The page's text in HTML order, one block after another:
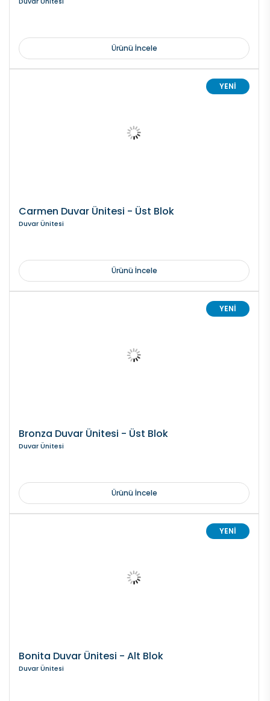
Ürünü İncele
YENİ
Carmen Duvar Ünitesi - Üst Blok
Duvar Ünitesi
Ürünü İncele
YENİ
Bronza Duvar Ünitesi - Üst Blok
Duvar Ünitesi
Ürünü İncele
YENİ
Bonita Duvar Ünitesi - Alt Blok
Duvar Ünitesi